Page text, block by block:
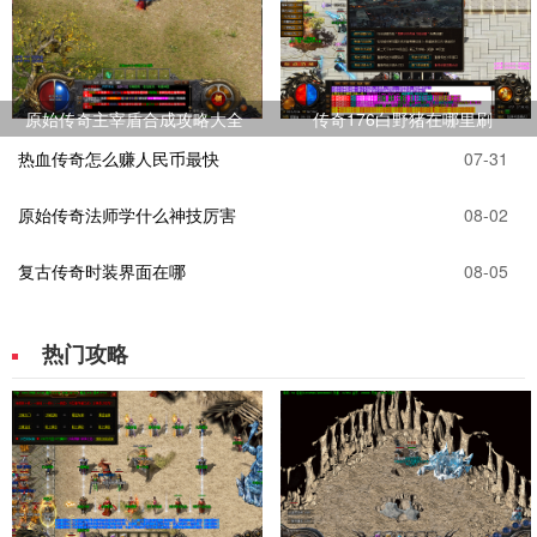
原始传奇主宰盾合成攻略大全
传奇176白野猪在哪里刷
热血传奇怎么赚人民币最快
07-31
原始传奇法师学什么神技厉害 08-02
复古传奇时装界面在哪 08-05
热门攻略